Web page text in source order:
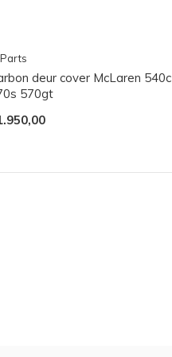
deur cover McLaren 540c
570gt